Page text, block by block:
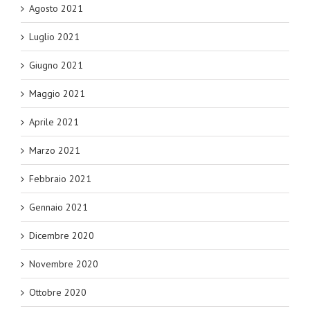
Agosto 2021
Luglio 2021
Giugno 2021
Maggio 2021
Aprile 2021
Marzo 2021
Febbraio 2021
Gennaio 2021
Dicembre 2020
Novembre 2020
Ottobre 2020